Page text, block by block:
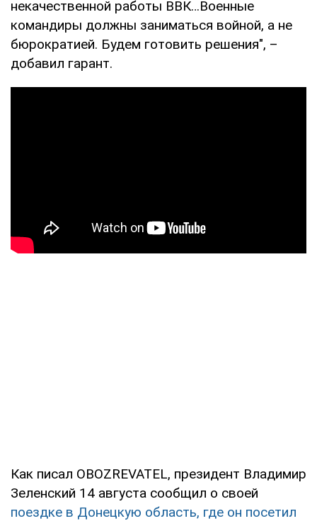
некачественной работы ВВК…Военные
командиры должны заниматься войной, а не
бюрократией. Будем готовить решения", –
добавил гарант.
Как писал OBOZREVATEL, президент Владимир
Зеленский 14 августа сообщил о своей
поездке в Донецкую область, где он посетил